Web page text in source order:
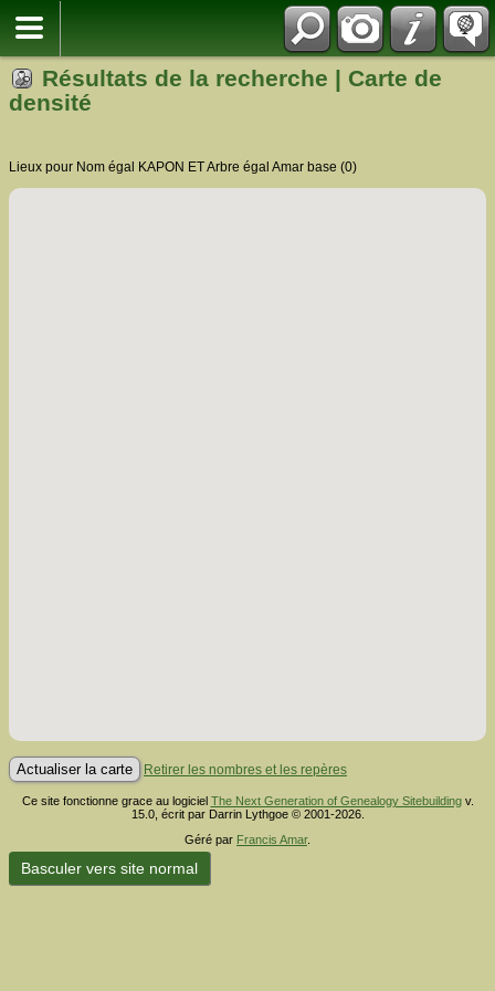
Résultats de la recherche | Carte de
densité
Lieux pour Nom égal KAPON ET Arbre égal Amar base (0)
Retirer les nombres et les repères
Ce site fonctionne grace au logiciel The Next Generation of Genealogy Sitebuildingv.
15.0, écrit par Darrin Lythgoe © 2001-2026.
Géré par Francis Amar.
Basculer vers site normal